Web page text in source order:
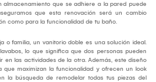
almacenamiento que se adhiere a la pared puede
que esta renovación será un cambio
como para la funcionalidad de tu baño.
o familia, un vanitorio doble es una solución ideal.
lo que significa que dos personas pueden
en las actividades de la otra. Además, este diseño
que maximizan la funcionalidad y ofrecen un look
la búsqueda de remodelar todas tus piezas del